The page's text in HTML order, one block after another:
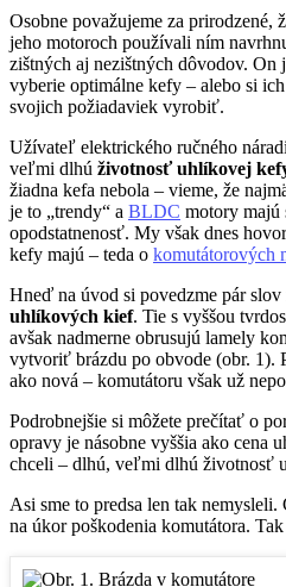
Osobne považujeme za prirodzené,
jeho motoroch používali ním
zištných aj nezištných dôvodov. On
vyberie optimálne kefy – alebo si
svojich požiadaviek vyrobiť.
Užívateľ elektrického ručného
veľmi dlhú životnosť uhlíkovej
žiadna kefa nebola – vieme, že
je to „trendy“ a BLDC motory majú
opodstatnenosť. My však dnes
kefy majú – teda o komutátorových
Hneď na úvod si povedzme pár
uhlíkových kief. Tie s vyššou
avšak nadmerne obrusujú lamely
vytvoriť brázdu po obvode (obr. 1).
ako nová – komutátoru však už
Podrobnejšie si môžete prečítať o
opravy je násobne vyššia ako cena
chceli – dlhú, veľmi dlhú životnosť
Asi sme to predsa len tak
na úkor poškodenia komutátora.